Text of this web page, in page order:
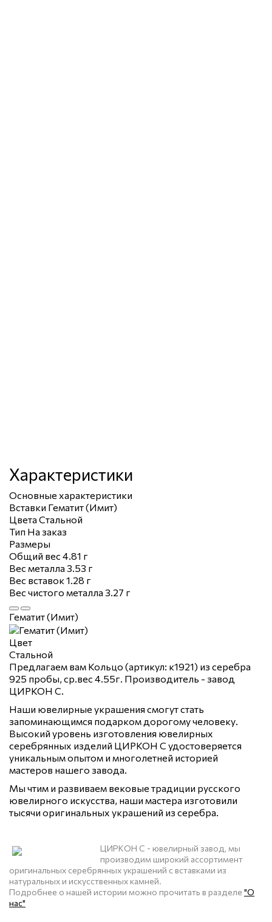
Характеристики
Основные характеристики
Вставки Гематит (Имит)
Цвета Стальной
Тип На заказ
Размеры
Общий вес 4.81 г
Вес металла 3.53 г
Вес вставок1.28 г
Вес чистого металла 3.27 г
Гематит (Имит)
Цвет
Стальной
Предлагаем вам Кольцо (артикул: к1921) из серебра
925 пробы, ср.вес 4.55г. Производитель - завод
ЦИРКОН С.
Наши ювелирные украшения смогут стать
запоминающимся подарком дорогому человеку.
Высокий уровень изготовления ювелирных
серебрянных изделий ЦИРКОН С удостоверяется
уникальным опытом и многолетней историей
мастеров нашего завода.
Мы чтим и развиваем вековые традиции русского
ювелирного искусства, наши мастера изготовили
тысячи оригинальных украшений из серебра.
ЦИРКОН С - ювелирный завод, мы
производим широкий ассортимент
оригинальных серебрянных украшений с вставками из
натуральных и искусственных камней.
Подробнее о нашей истории можно прочитать в разделе "О
нас"